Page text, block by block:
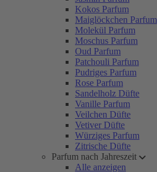
Kokos Parfum
Maiglöckchen Parfum
Molekül Parfum
Moschus Parfum
Oud Parfum
Patchouli Parfum
Pudriges Parfum
Rose Parfum
Sandelholz Düfte
Vanille Parfum
Veilchen Düfte
Vetiver Düfte
Würziges Parfum
Zitrische Düfte
Parfum nach Jahreszeit
Alle anzeigen